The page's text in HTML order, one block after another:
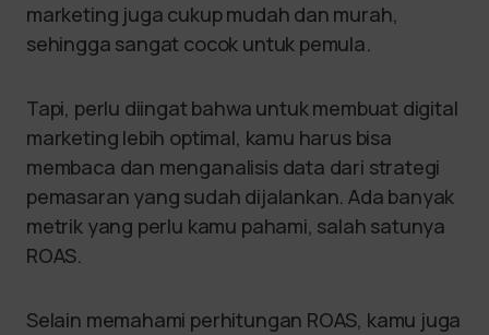
marketing juga cukup mudah dan murah,
sehingga sangat cocok untuk pemula.
Tapi, perlu diingat bahwa untuk membuat digital
marketing lebih optimal, kamu harus bisa
membaca dan menganalisis data dari strategi
pemasaran yang sudah dijalankan. Ada banyak
metrik yang perlu kamu pahami, salah satunya
ROAS.
Selain memahami perhitungan ROAS, kamu juga